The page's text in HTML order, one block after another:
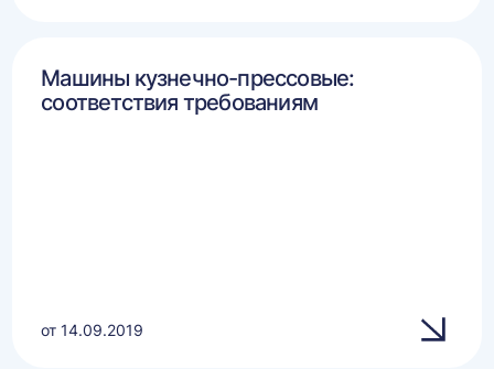
Машины кузнечно-прессовые:
соответствия требованиям
от 14.09.2019